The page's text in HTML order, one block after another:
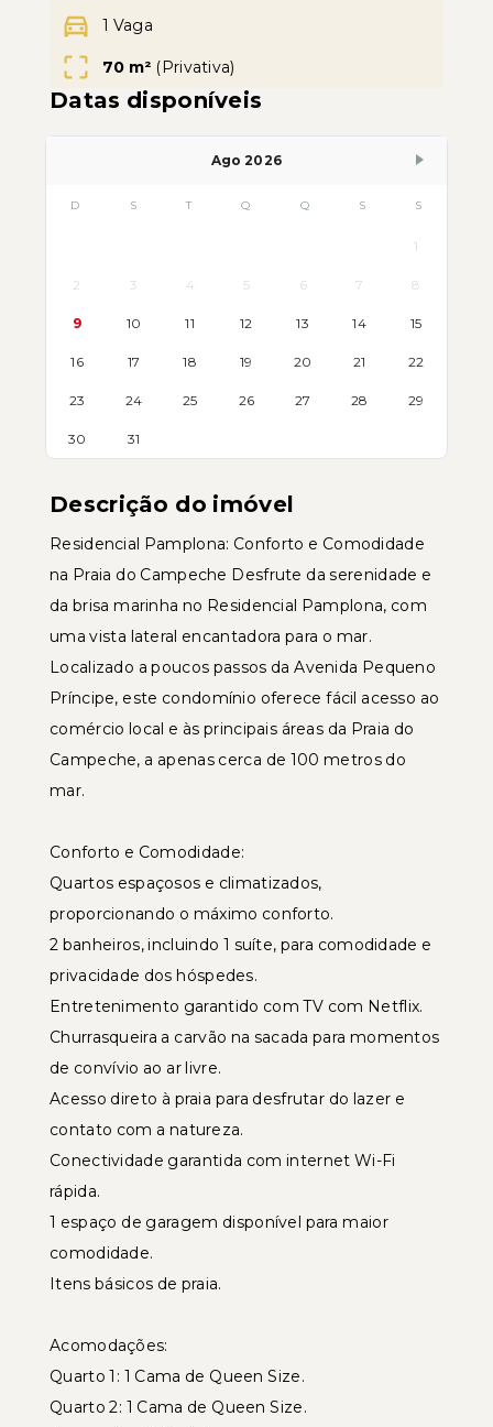
1 Vaga
70 m² (Privativa)
Datas disponíveis
Ago 2026
D S T Q Q S S
1
2 3 4 5 6 7 8
9 10 11 12 13 14 15
16 17 18 19 20 21 22
23 24 25 26 27 28 29
30 31
Descrição do imóvel
Residencial Pamplona: Conforto e Comodidade
na Praia do Campeche Desfrute da serenidade e
da brisa marinha no Residencial Pamplona, com
uma vista lateral encantadora para o mar.
Localizado a poucos passos da Avenida Pequeno
Príncipe, este condomínio oferece fácil acesso ao
comércio local e às principais áreas da Praia do
Campeche, a apenas cerca de 100 metros do
mar.
Conforto e Comodidade:
Quartos espaçosos e climatizados,
proporcionando o máximo conforto.
2 banheiros, incluindo 1 suíte, para comodidade e
privacidade dos hóspedes.
Entretenimento garantido com TV com Netflix.
Churrasqueira a carvão na sacada para momentos
de convívio ao ar livre.
Acesso direto à praia para desfrutar do lazer e
contato com a natureza.
Conectividade garantida com internet Wi-Fi
rápida.
1 espaço de garagem disponível para maior
comodidade.
Itens básicos de praia.
Acomodações:
Quarto 1: 1 Cama de Queen Size.
Quarto 2: 1 Cama de Queen Size.